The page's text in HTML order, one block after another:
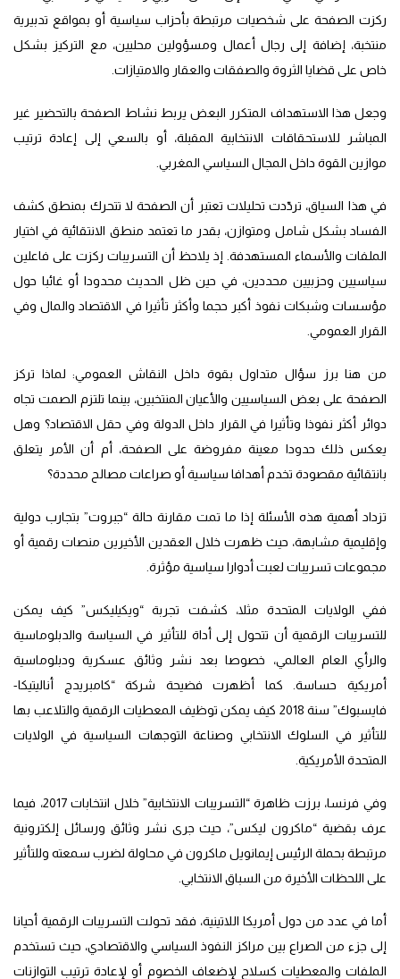
ركزت الصفحة على شخصيات مرتبطة بأحزاب سياسية أو بمواقع تدبيرية
منتخبة، إضافة إلى رجال أعمال ومسؤولين محليين، مع التركيز بشكل
خاص على قضايا الثروة والصفقات والعقار والامتيازات.
وجعل هذا الاستهداف المتكرر البعض يربط نشاط الصفحة بالتحضير غير
المباشر للاستحقاقات الانتخابية المقبلة، أو بالسعي إلى إعادة ترتيب
موازين القوة داخل المجال السياسي المغربي.
في هذا السياق، تردّدت تحليلات تعتبر أن الصفحة لا تتحرك بمنطق كشف
الفساد بشكل شامل ومتوازن، بقدر ما تعتمد منطق الانتقائية في اختيار
الملفات والأسماء المستهدفة. إذ يلاحظ أن التسريبات ركزت على فاعلين
سياسيين وحزبيين محددين، في حين ظل الحديث محدودا أو غائبا حول
مؤسسات وشبكات نفوذ أكبر حجما وأكثر تأثيرا في الاقتصاد والمال وفي
القرار العمومي.
من هنا برز سؤال متداول بقوة داخل النقاش العمومي: لماذا تركز
الصفحة على بعض السياسيين والأعيان المنتخبين، بينما تلتزم الصمت تجاه
دوائر أكثر نفوذا وتأثيرا في القرار داخل الدولة وفي حقل الاقتصاد؟ وهل
يعكس ذلك حدودا معينة مفروضة على الصفحة، أم أن الأمر يتعلق
بانتقائية مقصودة تخدم أهدافا سياسية أو صراعات مصالح محددة؟
تزداد أهمية هذه الأسئلة إذا ما تمت مقارنة حالة “جبروت” بتجارب دولية
وإقليمية مشابهة، حيث ظهرت خلال العقدين الأخيرين منصات رقمية أو
مجموعات تسريبات لعبت أدوارا سياسية مؤثرة.
ففي الولايات المتحدة مثلا، كشفت تجربة “ويكيليكس” كيف يمكن
للتسريبات الرقمية أن تتحول إلى أداة للتأثير في السياسة والدبلوماسية
والرأي العام العالمي، خصوصا بعد نشر وثائق عسكرية ودبلوماسية
أمريكية حساسة. كما أظهرت فضيحة شركة “كامبريدج أناليتيكا-
فايسبوك” سنة 2018 كيف يمكن توظيف المعطيات الرقمية والتلاعب بها
للتأثير في السلوك الانتخابي وصناعة التوجهات السياسية في الولايات
المتحدة الأمريكية.
وفي فرنسا، برزت ظاهرة “التسريبات الانتخابية” خلال انتخابات 2017، فيما
عرف بقضية “ماكرون ليكس”، حيث جرى نشر وثائق ورسائل إلكترونية
مرتبطة بحملة الرئيس إيمانويل ماكرون في محاولة لضرب سمعته وللتأثير
على اللحظات الأخيرة من السباق الانتخابي.
أما في عدد من دول أمريكا اللاتينية، فقد تحولت التسريبات الرقمية أحيانا
إلى جزء من الصراع بين مراكز النفوذ السياسي والاقتصادي، حيث تستخدم
الملفات والمعطيات كسلاح لإضعاف الخصوم أو لإعادة ترتيب التوازنات